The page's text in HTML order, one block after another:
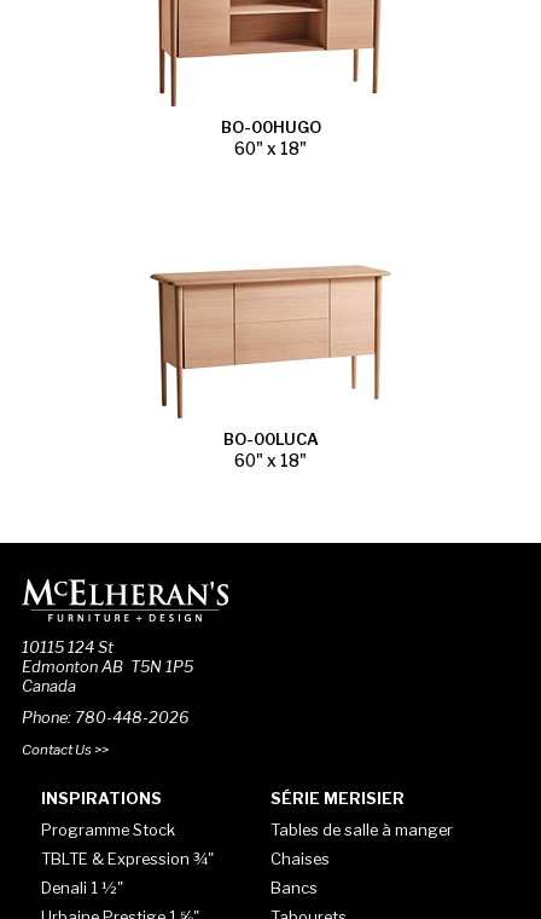
BO-00HUGO
60" x 18"
BO-00LUCA
60" x 18"
10115 124 St
Edmonton AB T5N 1P5
Canada
Phone: 780-448-2026
Contact Us >>
INSPIRATIONS
Programme Stock
TBLTE & Expression ¾"
Denali 1 ½"
SÉRIE MERISIER
Tables de salle à manger
Chaises
Bancs